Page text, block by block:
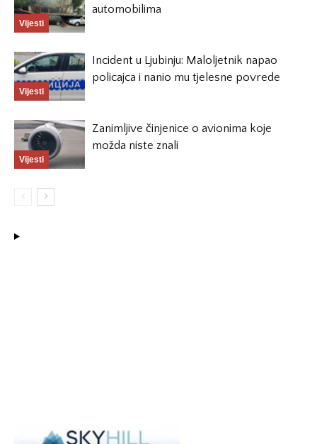
Vijesti
automobilima
Vijesti
Incident u Ljubinju: Maloljetnik napao
policajca i nanio mu tjelesne povrede
Vijesti
Zanimljive činjenice o avionima koje
možda niste znali